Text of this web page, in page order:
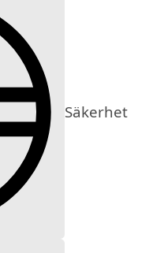
Säkerhet